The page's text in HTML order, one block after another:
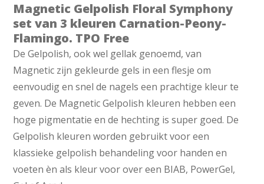
Magnetic Gelpolish Floral Symphony
set van 3 kleuren Carnation-Peony-
Flamingo. TPO Free
De Gelpolish, ook wel gellak genoemd, van
Magnetic zijn gekleurde gels in een flesje om
eenvoudig en snel de nagels een prachtige kleur te
geven. De Magnetic Gelpolish kleuren hebben een
hoge pigmentatie en de hechting is super goed. De
Gelpolish kleuren worden gebruikt voor een
klassieke gelpolish behandeling voor handen en
voeten èn als kleur voor over een BIAB, PowerGel,